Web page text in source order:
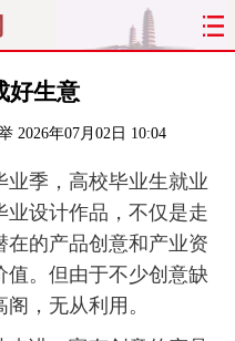
太原
文明 出行
综合 专题
政务 教育
最太原
好生意
2026年07月02日 10:04
季，高校毕业生就业
设计作品，不仅是走
在的产品创意和产业资
。但由于不少创意缺
，无从利用。